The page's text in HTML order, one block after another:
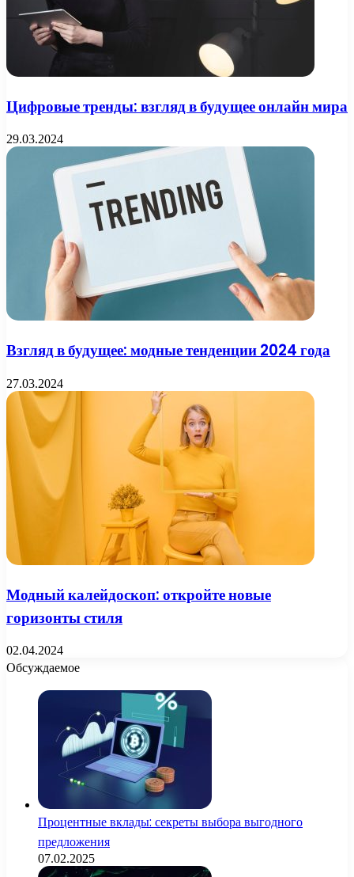
Цифровые тренды: взгляд в будущее онлайн мира
29.03.2024
Взгляд в будущее: модные тенденции 2024 года
27.03.2024
Модный калейдоскоп: откройте новые
горизонты стиля
02.04.2024
Обсуждаемое
Процентные вклады: секреты выбора выгодного
предложения
07.02.2025